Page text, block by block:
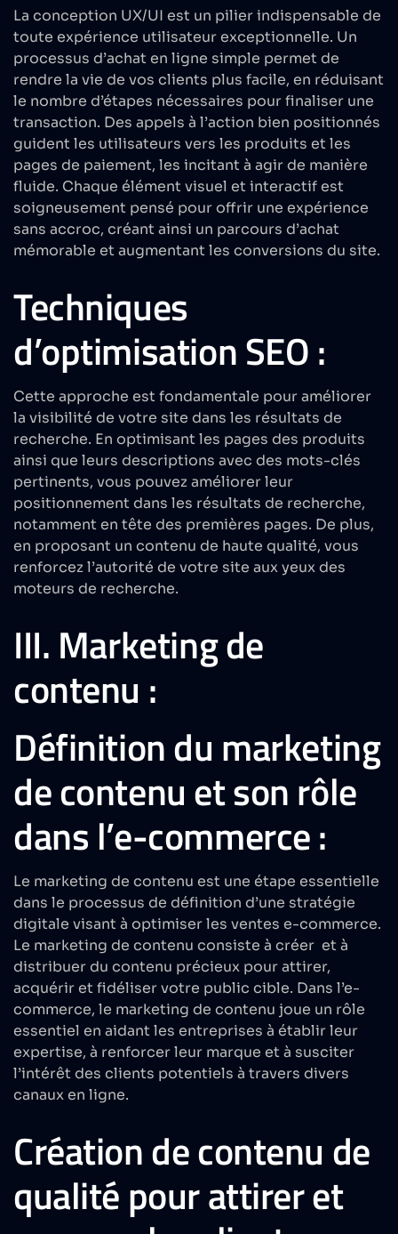
La conception UX/UI est un pilier indispensable de
toute expérience utilisateur exceptionnelle. Un
processus d’achat en ligne simple permet de
rendre la vie de vos clients plus facile, en réduisant
le nombre d’étapes nécessaires pour finaliser une
transaction. Des appels à l’action bien positionnés
guident les utilisateurs vers les produits et les
pages de paiement, les incitant à agir de manière
fluide. Chaque élément visuel et interactif est
soigneusement pensé pour offrir une expérience
sans accroc, créant ainsi un parcours d’achat
mémorable et augmentant les conversions du site.
Techniques
d’optimisation SEO :
Cette approche est fondamentale pour améliorer
la visibilité de votre site dans les résultats de
recherche. En optimisant les pages des produits
ainsi que leurs descriptions avec des mots-clés
pertinents, vous pouvez améliorer leur
positionnement dans les résultats de recherche,
notamment en tête des premières pages. De plus,
en proposant un contenu de haute qualité, vous
renforcez l’autorité de votre site aux yeux des
moteurs de recherche.
III. Marketing de
contenu :
Définition du marketing
de contenu et son rôle
dans l’e-commerce :
Le marketing de contenu est une étape essentielle
dans le processus de définition d’une stratégie
digitale visant à optimiser les ventes e-commerce.
Le marketing de contenu consiste à créer et à
distribuer du contenu précieux pour attirer,
acquérir et fidéliser votre public cible. Dans l’e-
commerce, le marketing de contenu joue un rôle
essentiel en aidant les entreprises à établir leur
expertise, à renforcer leur marque et à susciter
l’intérêt des clients potentiels à travers divers
canaux en ligne.
Création de contenu de
qualité pour attirer et